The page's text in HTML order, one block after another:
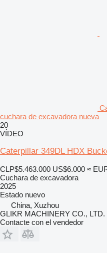
cuchara de excavadora nueva
20
VÍDEO
Caterpillar 349DL HDX
CLP$5.463.000 US$6.000 ≈
Cuchara de excavadora
2025
Estado nuevo
China, Xuzhou
GLIKR MACHINERY CO., LTD.
Contacte con el vendedor